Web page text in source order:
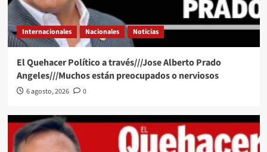
Internacionales Nacionales Noticias
El Quehacer Político a través///Jose Alberto Prado
Angeles///Muchos están preocupados o nerviosos
6 agosto, 2026 0